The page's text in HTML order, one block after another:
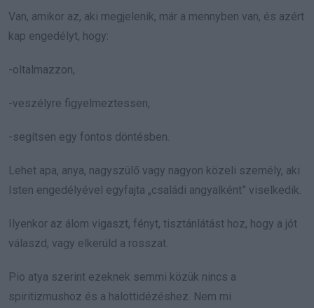
Van, amikor az, aki megjelenik, már a mennyben van, és azért
kap engedélyt, hogy:
-oltalmazzon,
-veszélyre figyelmeztessen,
-segítsen egy fontos döntésben.
Lehet apa, anya, nagyszülő vagy nagyon közeli személy, aki
Isten engedélyével egyfajta „családi angyalként” viselkedik.
Ilyenkor az álom vigaszt, fényt, tisztánlátást hoz, hogy a jót
válaszd, vagy elkerüld a rosszat.
Pio atya szerint ezeknek semmi közük nincs a
spiritizmushoz és a halottidézéshez. Nem mi